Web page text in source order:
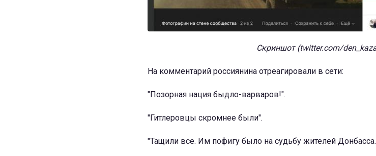
Скриншот (twitter.com/
На комментарий россиянина отреагировали в сети:
"Позорная нация быдло-варваров!".
"Гитлеровцы скромнее были".
"Тащили все. Им пофигу было на судьбу жителей